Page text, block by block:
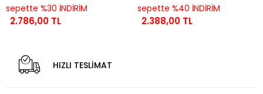
sepette %30 İNDİRİM
2.786,00 TL
sepette %40 İNDİRİM
2.388,00 TL
HIZLI TESLİMAT